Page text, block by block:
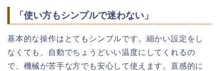
「使い方もシンプルで迷わない」
基本的な操作はとてもシンプルです。細かい設定をし
なくても、自動でちょうどいい温度にしてくれるの
で、機械が苦手な方でも安心して使えます。直感的に